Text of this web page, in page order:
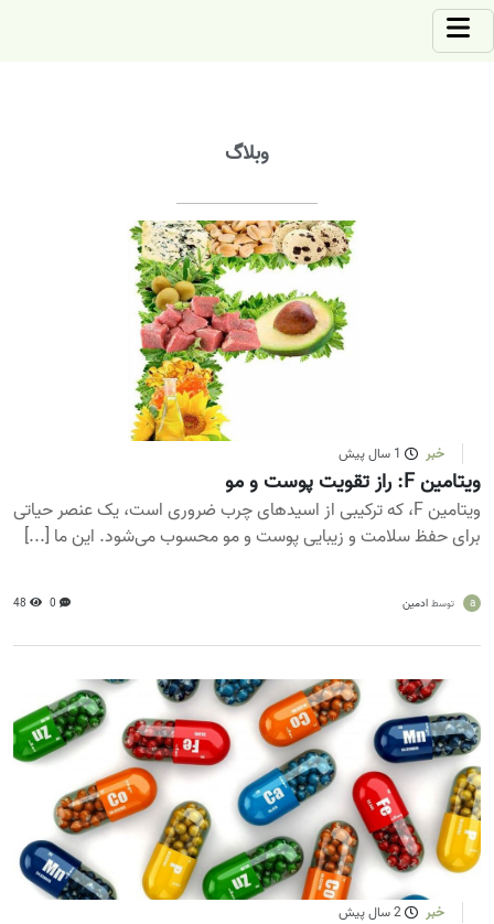
وبلاگ
خبر 1 سال پیش
ویتامین F: راز تقویت پوست و مو
ویتامین F، که ترکیبی از اسیدهای چرب ضروری است، یک عنصر حیاتی
برای حفظ سلامت و زیبایی پوست و مو محسوب می‌شود. این ما [...]
a توسط ادمین 0
48
خبر 2 سال پیش